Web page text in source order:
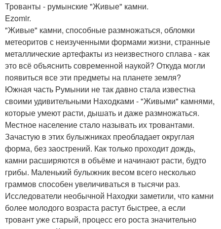
Трованты - румынские "Живые" камни.
Ezomir.
"Живые" камни, способные размножаться, обломки
метеоритов с неизученными формами жизни, странные
металлические артефакты из неизвестного сплава - как
это всё объяснить современной наукой? Откуда могли
появиться все эти предметы на планете земля?
Южная часть Румынии не так давно стала известна
своими удивительными Находками - "Живыми" камнями,
которые умеют расти, дышать и даже размножаться.
Местное население стало называть их тровантами.
Зачастую в этих булыжниках преобладает округлая
форма, без заострений. Как только проходит дождь,
камни расширяются в объёме и начинают расти, будто
грибы. Маленький булыжник весом всего несколько
граммов способен увеличиваться в тысячи раз.
Исследователи необычной Находки заметили, что камни
более молодого возраста растут быстрее, а если
тровант уже старый, процесс его роста значительно